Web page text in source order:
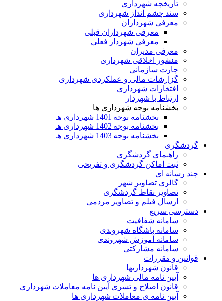
تاریخچه شهرداری
سند چشم انداز شهرداری
معرفی شهرداران
معرفی شهرداران قبلی
معرفی شهردار فعلی
معرفی مدیران
منشور اخلاقی شهرداری
چارت سازمانی
گزارشات مالی و عملکردی شهرداری
افتخارات شهرداری
ارتباط با شهردار
بخشنامه بوجه شهرداری ها
بخشنامه بوجه 1401 شهرداری ها
بخشنامه بوجه 1402 شهرداری ها
بخشنامه بوجه 1403 شهرداری ها
گردشگری
راهنمای گردشگری
ثبت اماکن گردشگری و تفریحی
چند رسانه ای
گالری تصاویر شهر
تصاویر نقاط گردشگری
ارسال فیلم و تصاویر مردمی
دسترسی سریع
سامانه شفافیت
سامانه باشگاه شهروندی
سامانه آموزش شهروندی
سامانه مشارکتی
قوانین و مقررات
قانون شهرداریها
آیین نامه مالی شهرداری ها
قانون اصلاح و تسری آیین نامه معاملات شهرداری
آیین نامه ی معاملات شهرداری ها